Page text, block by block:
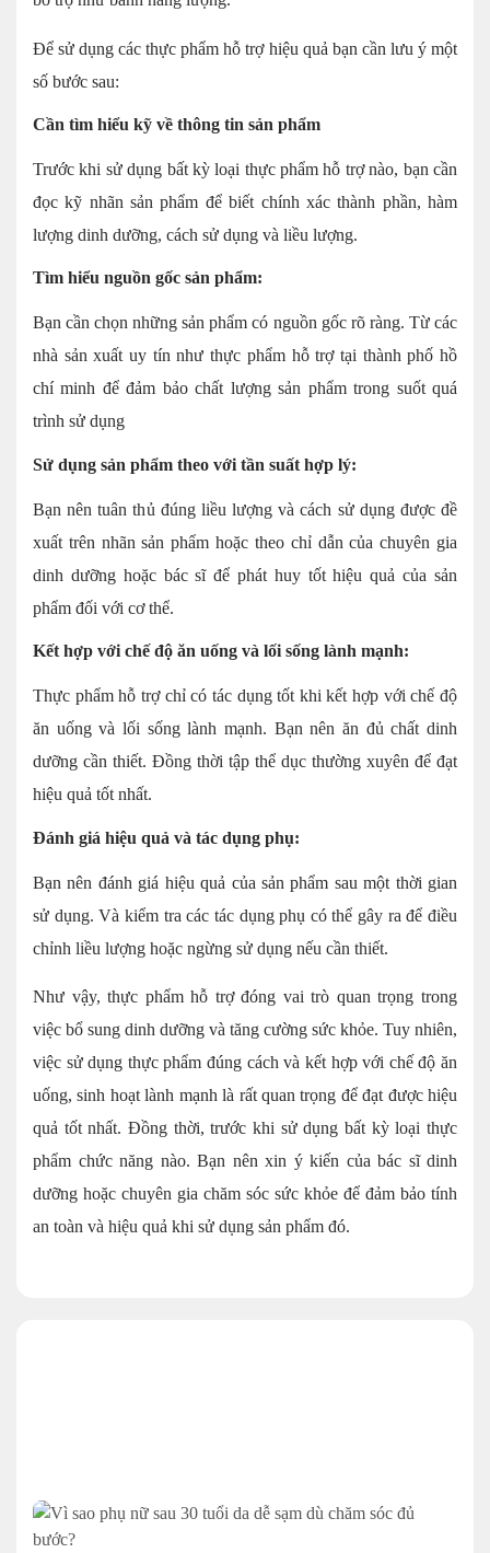
Để sử dụng các thực phẩm hỗ trợ hiệu quả bạn cần lưu ý một
số bước sau:
Cần tìm hiểu kỹ về thông tin sản phẩm
Trước khi sử dụng bất kỳ loại thực phẩm hỗ trợ nào, bạn cần
đọc kỹ nhãn sản phẩm để biết chính xác thành phần, hàm
lượng dinh dưỡng, cách sử dụng và liều lượng.
Tìm hiểu nguồn gốc sản phẩm:
Bạn cần chọn những sản phẩm có nguồn gốc rõ ràng. Từ các
nhà sản xuất uy tín như thực phẩm hỗ trợ tại thành phố hồ
chí minh để đảm bảo chất lượng sản phẩm trong suốt quá
trình sử dụng
Sử dụng sản phẩm theo với tần suất hợp lý:
Bạn nên tuân thủ đúng liều lượng và cách sử dụng được đề
xuất trên nhãn sản phẩm hoặc theo chỉ dẫn của chuyên gia
dinh dưỡng hoặc bác sĩ để phát huy tốt hiệu quả của sản
phẩm đối với cơ thể.
Kết hợp với chế độ ăn uống và lối sống lành mạnh:
Thực phẩm hỗ trợ chỉ có tác dụng tốt khi kết hợp với chế độ
ăn uống và lối sống lành mạnh. Bạn nên ăn đủ chất dinh
dưỡng cần thiết. Đồng thời tập thể dục thường xuyên để đạt
hiệu quả tốt nhất.
Đánh giá hiệu quả và tác dụng phụ:
Bạn nên đánh giá hiệu quả của sản phẩm sau một thời gian
sử dụng. Và kiểm tra các tác dụng phụ có thể gây ra để điều
chỉnh liều lượng hoặc ngừng sử dụng nếu cần thiết.
Như vậy, thực phẩm hỗ trợ đóng vai trò quan trọng trong
việc bổ sung dinh dưỡng và tăng cường sức khỏe. Tuy nhiên,
việc sử dụng thực phẩm đúng cách và kết hợp với chế độ ăn
uống, sinh hoạt lành mạnh là rất quan trọng để đạt được hiệu
quả tốt nhất. Đồng thời, trước khi sử dụng bất kỳ loại thực
phẩm chức năng nào. Bạn nên xin ý kiến ​​của bác sĩ dinh
dưỡng hoặc chuyên gia chăm sóc sức khỏe để đảm bảo tính
an toàn và hiệu quả khi sử dụng sản phẩm đó.